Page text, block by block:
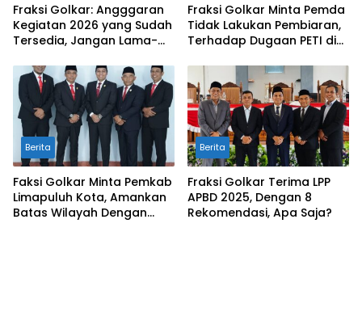
Fraksi Golkar: Angggaran
Kegiatan 2026 yang Sudah
Tersedia, Jangan Lama-
Daerah
Fraksi Golkar Minta Pemda
Tidak Lakukan Pembiaran,
Terhadap Dugaan PETI di
Berita
Faksi Golkar Minta Pemkab
Limapuluh Kota, Amankan
Batas Wilayah Dengan
Berita
Fraksi Golkar Terima LPP
APBD 2025, Dengan 8
Rekomendasi, Apa Saja?